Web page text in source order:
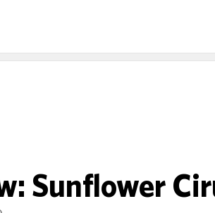
Sunflower